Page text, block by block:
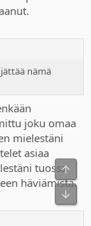
nämä
joku omaa
mielestäni
asiaa
tuossa
häviämistä.